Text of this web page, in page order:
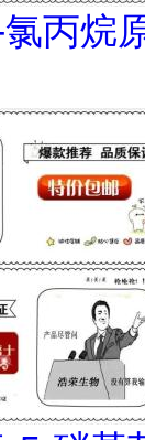
丙烷